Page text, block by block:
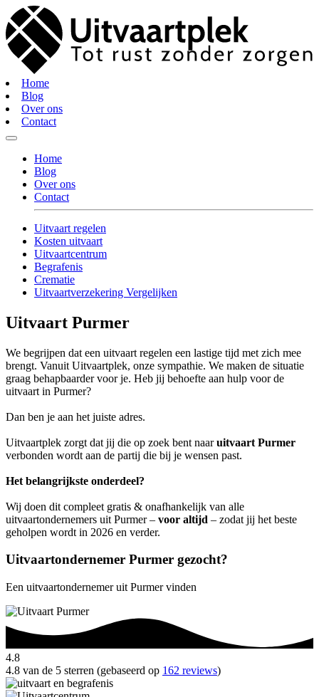
Home
Blog
Over ons
Contact
Home
Blog
Over ons
Contact
Uitvaart regelen
Kosten uitvaart
Uitvaartcentrum
Begrafenis
Crematie
Uitvaartverzekering Vergelijken
Uitvaart Purmer
We begrijpen dat een uitvaart regelen een lastige tijd met zich mee
brengt. Vanuit Uitvaartplek, onze sympathie. We maken de situatie
graag behapbaarder voor je. Heb jij behoefte aan hulp voor de
uitvaart in Purmer?
Dan ben je aan het juiste adres.
Uitvaartplek zorgt dat jij die op zoek bent naaruitvaart Purmer
verbonden wordt aan de partij die bij je wensen past.
Het belangrijkste onderdeel?
Wij doen dit compleet gratis & onafhankelijk van alle
uitvaartondernemers uit Purmer – voor altijd – zodat jij het beste
geholpen wordt in 2026 en verder.
Uitvaartondernemer Purmer gezocht?
Een uitvaartondernemer uit Purmer vinden
4.8
4.8 van de 5 sterren (gebaseerd op 162 reviews)